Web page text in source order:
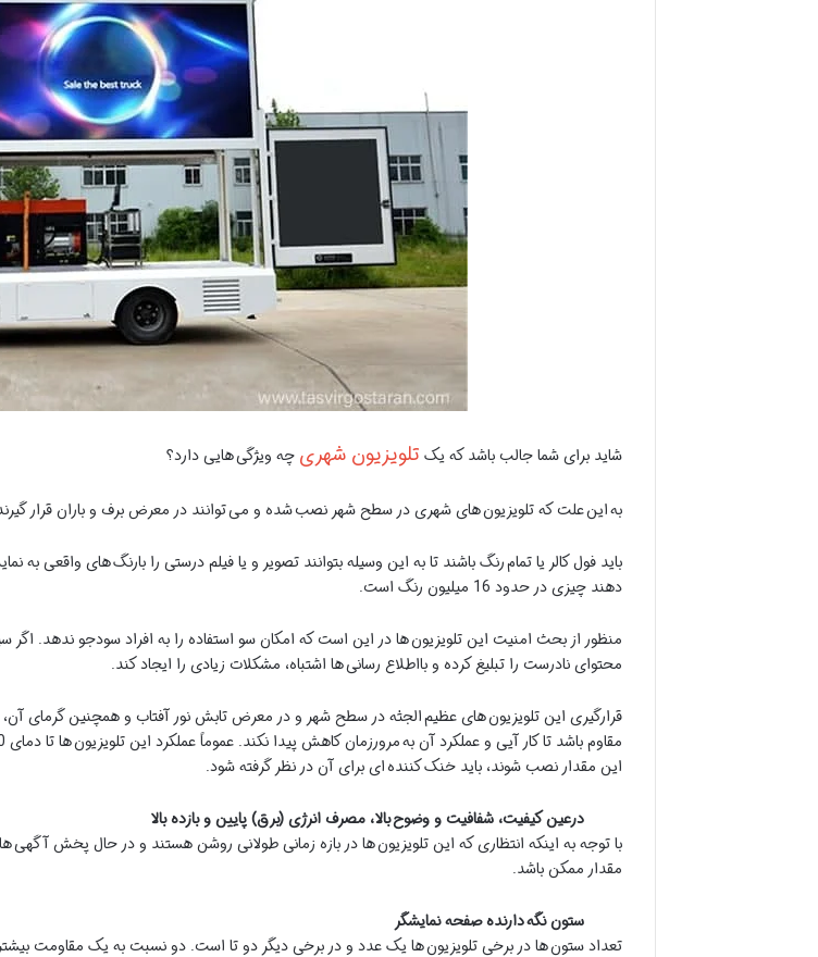
شاید برای شما جالب باشد که یک تلویزیون شهری چه ویژگی هایی دارد؟
به این علت که تلویزیون های شهری در سطح شهر نصب شده و می توانند در معرض برف و باران قرار
باید فول کالر یا تمام رنگ باشند تا به این وسیله بتوانند تصویر و یا فیلم درستی را بارنگ های واقعی
دهند چیزی در حدود 16 میلیون رنگ است.
منظور از بحث امنیت این تلویزیون ها در این است که امکان سو استفاده را به افراد سودجو ندهد. اگر
محتوای نادرست را تبلیغ کرده و بااطلاع رسانی ها اشتباه، مشکلات زیادی را ایجاد کند.
قرارگیری این تلویزیون های عظیم الجثه در سطح شهر و در معرض تابش نور آفتاب و همچنین گرمای آن،
این مقدار نصب شوند، باید خنک کننده ای برای آن در نظر گرفته شود.
درعین کیفیت، شفافیت و وضوحبالا، مصرف انرژی (برق) پایین و بازده بالا
با توجه به اینکه انتظاری که این تلویزیون ها در بازه زمانی طولانی روشن هستند و در حال پخش
مقدار ممکن باشد.
ستون نگهدارنده صفحه نمایشگر
تعداد ستون ها در برخی تلویزیون ها یک عدد و در برخی دیگر دو تا است. دو نسبت به یک مقاومت